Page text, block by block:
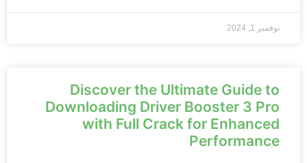
نوفمبر 1, 2024
Discover the Ultimate Guide to
Downloading Driver Booster 3 Pro
with Full Crack for Enhanced
Performance